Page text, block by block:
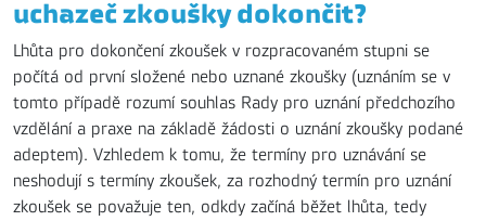
uchazeč zkoušky dokončit?
Lhůta pro dokončení zkoušek v rozpracovaném stupni se
počítá od první složené nebo uznané zkoušky (uznáním se v
tomto případě rozumí souhlas Rady pro uznání předchozího
vzdělání a praxe na základě žádosti o uznání zkoušky podané
adeptem). Vzhledem k tomu, že termíny pro uznávání se
neshodují s termíny zkoušek, za rozhodný termín pro uznání
zkoušek se považuje ten, odkdy začíná běžet lhůta, tedy